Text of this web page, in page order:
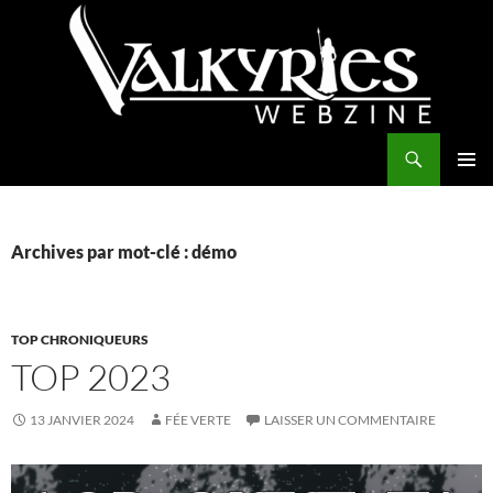
Archives par mot-clé : démo
TOP CHRONIQUEURS
TOP 2023
13 JANVIER 2024 FÉE VERTE LAISSER UN COMMENTAIRE